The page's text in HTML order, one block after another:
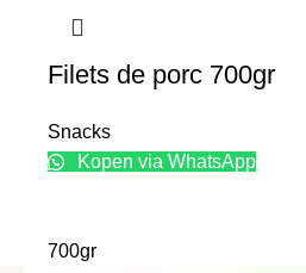
Filets de porc 700gr
Snacks
Kopen via WhatsApp
700gr